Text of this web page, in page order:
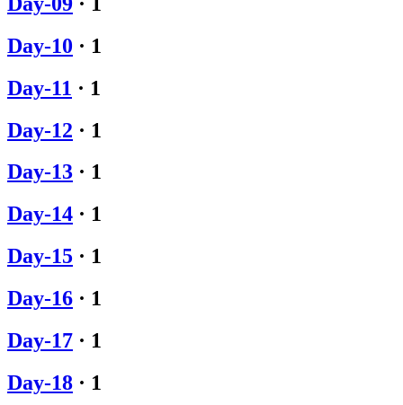
Day-10 · 1
Day-11 · 1
Day-12 · 1
Day-13 · 1
Day-14 · 1
Day-15 · 1
Day-16 · 1
Day-17 · 1
Day-18 · 1